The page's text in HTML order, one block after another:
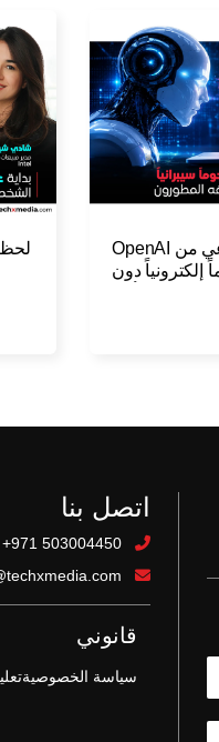
وكالة ذكاء اصطناعي من OpenAI
إلكترونياً دون
اتصل بنا
+971 503004450
قانوني
سياسة الخصوصية